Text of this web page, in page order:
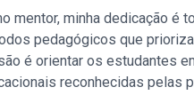
mentor, minha dedicação é
pedagógicos que
é orientar os estudantes
reconhecidas pelas